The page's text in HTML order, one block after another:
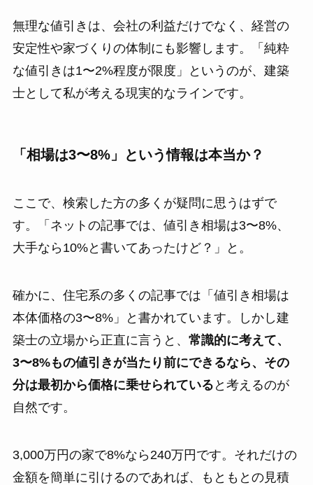
無理な値引きは、会社の利益だけでなく、経営の
安定性や家づくりの体制にも影響します。「純粋
な値引きは1〜2%程度が限度」というのが、建築
士として私が考える現実的なラインです。
「相場は3〜8%」という情報は本当か？
ここで、検索した方の多くが疑問に思うはずで
す。「ネットの記事では、値引き相場は3〜8%、
大手なら10%と書いてあったけど？」と。
確かに、住宅系の多くの記事では「値引き相場は
本体価格の3〜8%」と書かれています。しかし建
築士の立場から正直に言うと、 常識的に考えて、
3〜8%もの値引きが当たり前にできるなら、その
分は最初から価格に乗せられている と考えるのが
自然です。
3,000万円の家で8%なら240万円です。それだけの
金額を簡単に引けるのであれば、もともとの見積